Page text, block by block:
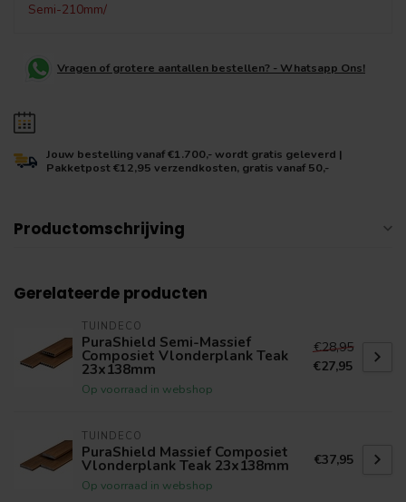
Semi-210mm/
Vragen of grotere aantallen bestellen? - Whatsapp Ons!
Jouw bestelling vanaf €1.700,- wordt gratis geleverd |
Pakketpost €12,95 verzendkosten, gratis vanaf 50,-
Productomschrijving
Gerelateerde producten
TUINDECO
PuraShield Semi-Massief
Composiet Vlonderplank Teak
23x138mm
Op voorraad in webshop
€28,95
€27,95
TUINDECO
PuraShield Massief Composiet
Vlonderplank Teak 23x138mm
Op voorraad in webshop
€37,95